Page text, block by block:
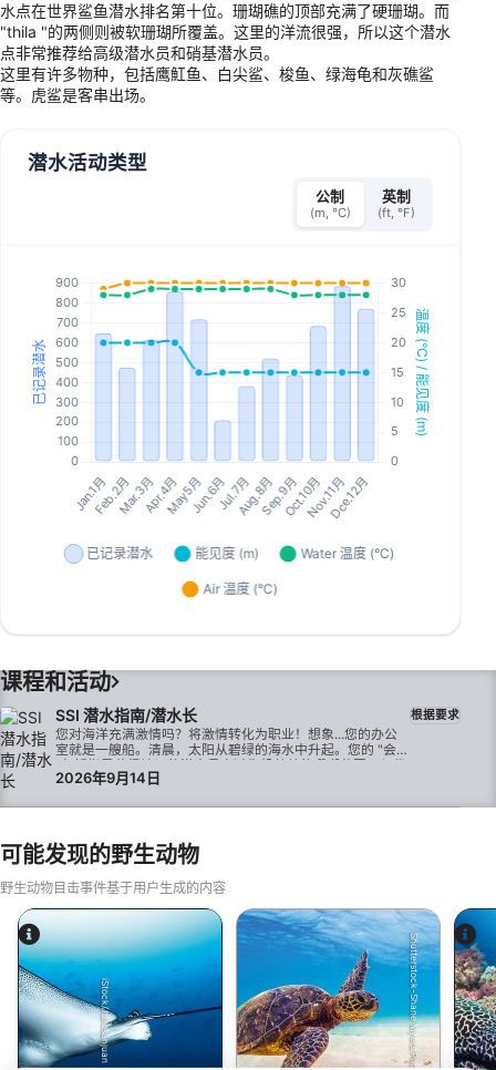
水点在世界鲨鱼潜水排名第十位。珊瑚礁的顶部充满了硬珊瑚。而
"thila "的两侧则被软珊瑚所覆盖。这里的洋流很强，所以这个潜水
点非常推荐给高级潜水员和硝基潜水员。
这里有许多物种，包括鹰魟鱼、白尖鲨、梭鱼、绿海龟和灰礁鲨
等。虎鲨是客串出场。
潜水活动类型
公制
(m, °C)
英制
(ft, °F)
课程和活动
SSI 潜水指南/潜水长
您对海洋充满激情吗？将激情转化为职业！想象...您的办公
室就是一艘船。清晨，太阳从碧绿的海水中升起。您的 "会议
"包括指导获得认证的潜水员穿过生机勃勃的珊瑚花园，与优
雅的蝠鲼和好奇的海龟一起游泳。您帮助人们面对恐惧，发
上。现在想象一下这对你意味着什么。无与伦比的个人成长-
静，自信地做出决定，并有目的地进行领导。这不仅仅是一
个资格认证。它是一种转变。欢迎参加 SSI 潜水长课程在这
实的环境中。您将住在潜水中心楼上舒适的 Divepoint
Residence，这是我们在 Guraidhoo 的宾馆，距离大海和岛
屿生活的中心仅几步之遥。起床后步行到潜水中心楼下。与
经验丰富的教练一起训练。与您的学员--您即将成为的潜水
家人--一起欣赏日落，结束一天的训练。我们为您提供以下
技能、知识和信心安全负责地指导获得认证的潜水员在所有
SSI 休闲潜水项目中协助教练成长为一名能在水下激发信任
和快乐的专业人士我们的潜水长培训不仅是另一门课程，更
是一种体验。结构化、支持性学习真实世界的实践场景强烈
关注个人发展一个为你的胜利欢呼并在困难时帮助你的团队
您不仅将获得专业认证，还将留下难忘的回忆、终生的友
谊，以及潜入未来的信心--无论它通向何方。因为成为一名
2026年9月14日
根据要求
可能发现的野生动物
野生动物目击事件基于用户生成的内容
iStock/Juliosanjuan Shutterstock-Shane Myers Photography